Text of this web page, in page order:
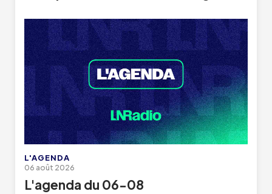
L'AGENDA
06 août 2026
L'agenda du 06-08